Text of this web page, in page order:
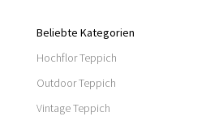
Beliebte Kategorien
Hochflor Teppich
Outdoor Teppich
Vintage Teppich